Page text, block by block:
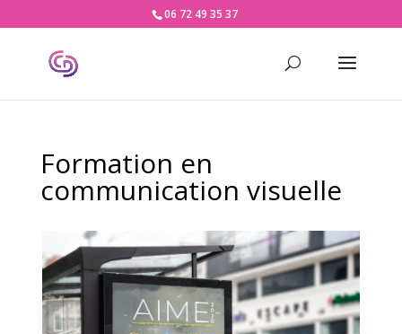
06 72 49 35 37
Formation en
communication visuelle